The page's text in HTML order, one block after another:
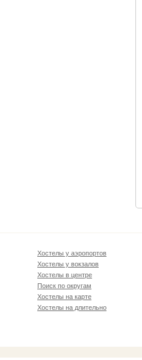
Хостелы у аэропортов
Хостелы у вокзалов
Хостелы в центре
Поиск по округам
Хостелы на карте
Хостелы на длительно